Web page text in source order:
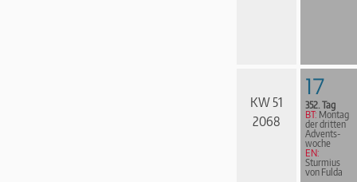
KW 51
2068
17
352. Tag
BT: Montag
der dritten
Advents­
woche
EN:
Sturmius
von Fulda